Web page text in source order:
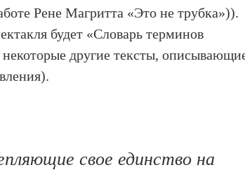
Рене Магритта «Это не трубка»)).
будет «Словарь терминов
другие тексты,
свое единство на